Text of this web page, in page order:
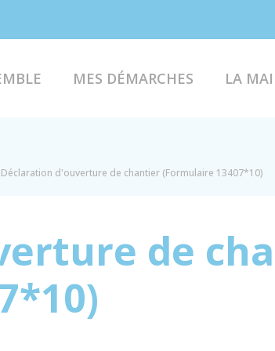
MES DÉMARCHES LA
Déclaration d'ouverture de chantier (Formulaire 13407*10)
de